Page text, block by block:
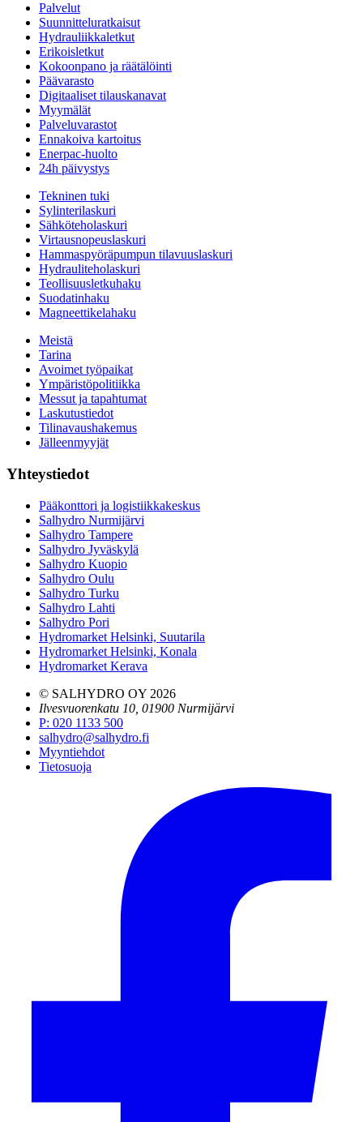
Palvelut
Suunnitteluratkaisut
Hydrauliikkaletkut
Erikoisletkut
Kokoonpano ja räätälöinti
Päävarasto
Digitaaliset tilauskanavat
Myymälät
Palveluvarastot
Ennakoiva kartoitus
Enerpac-huolto
24h päivystys
Tekninen tuki
Sylinterilaskuri
Sähköteholaskuri
Virtausnopeuslaskuri
Hammaspyöräpumpun tilavuuslaskuri
Hydrauliteholaskuri
Teollisuusletkuhaku
Suodatinhaku
Magneettikelahaku
Meistä
Tarina
Avoimet työpaikat
Ympäristöpolitiikka
Messut ja tapahtumat
Laskutustiedot
Tilinavaushakemus
Jälleenmyyjät
Yhteystiedot
Pääkonttori ja logistiikkakeskus
Salhydro Nurmijärvi
Salhydro Tampere
Salhydro Jyväskylä
Salhydro Kuopio
Salhydro Oulu
Salhydro Turku
Salhydro Lahti
Salhydro Pori
Hydromarket Helsinki, Suutarila
Hydromarket Helsinki, Konala
Hydromarket Kerava
© SALHYDRO OY 2026
Ilvesvuorenkatu 10, 01900 Nurmijärvi
P: 020 1133 500
salhydro@salhydro.fi
Myyntiehdot
Tietosuoja